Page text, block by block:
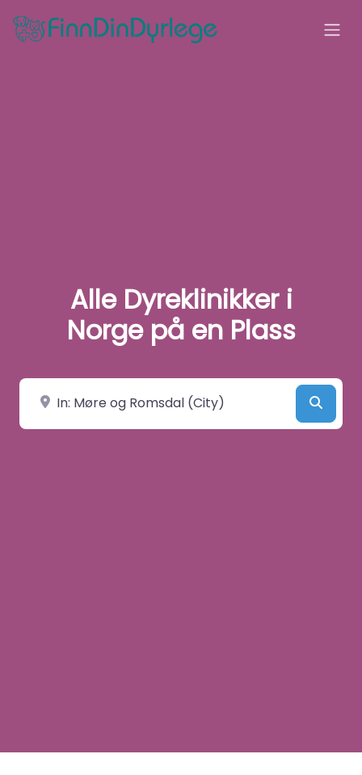
Alle Dyreklinikker i
Norge på en Plass
Velg by/sted